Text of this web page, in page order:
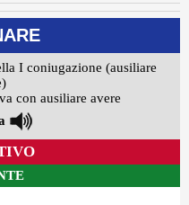
I coniugazione (ausiliare
con ausiliare avere